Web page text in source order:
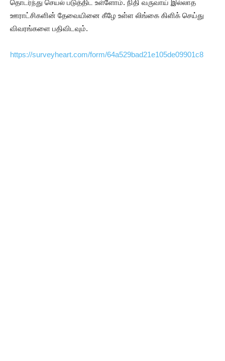
தொடர்ந்து செயல் படுத்திட உள்ளோம். நிதி வருவாய் இல்லாத
ஊராட்சிகளின் தேவையினை கீழே உள்ள லிங்கை கிளிக் செய்து
விவரங்களை பதிவிடவும்.
https://surveyheart.com/form/64a529bad21e105de09901c8